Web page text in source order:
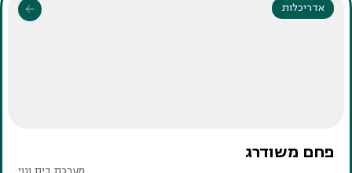
אדריכלות
פחם משודרג